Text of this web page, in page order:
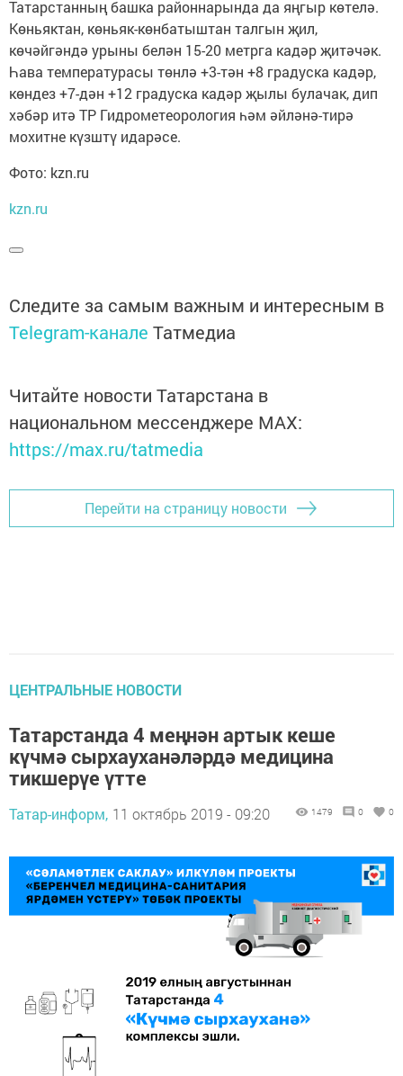
Татарстанның башка районнарында да яңгыр көтелә.
Көньяктан, көньяк-көнбатыштан талгын җил,
көчәйгәндә урыны белән 15-20 метрга кадәр җитәчәк.
Һава температурасы төнлә +3-тән +8 градуска кадәр,
көндез +7-дән +12 градуска кадәр җылы булачак, дип
хәбәр итә ТР Гидрометеорология һәм әйләнә-тирә
мохитне күзштү идарәсе.
Фото: kzn.ru
kzn.ru
Следите за самым важным и интересным в
Telegram-канале Татмедиа
Читайте новости Татарстана в
национальном мессенджере MАХ:
https://max.ru/tatmedia
Перейти на страницу новости
ЦЕНТРАЛЬНЫЕ НОВОСТИ
Татарстанда 4 меңнән артык кеше
күчмә сырхауханәләрдә медицина
тикшерүе үтте
Татар-информ, 11 октябрь 2019 - 09:20 1479 0 0